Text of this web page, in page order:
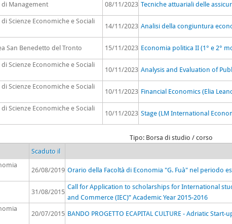
Management 08/11/2023 Tecniche attuariali delle
Scienze Economiche e Sociali
14/11/2023 Analisi della congiuntura
San Benedetto del Tronto 15/11/2023 Economia politica II (1° e 2°
Scienze Economiche e Sociali
10/11/2023 Analysis and Evaluation of
Scienze Economiche e Sociali
10/11/2023 Financial Economics (Elia
Scienze Economiche e Sociali
10/11/2023 Stage (LM International
Tipo: Borsa di studio / corso
Scaduto il
26/08/2019 Orario della Facoltà di Economia "G. Fuà" nel periodo
31/08/2015
Call for Application to scholarships for International
and Commerce (IEC)” Academic Year 2015-2016
20/07/2015 BANDO PROGETTO ECAPITAL CULTURE - Adriatic Start-